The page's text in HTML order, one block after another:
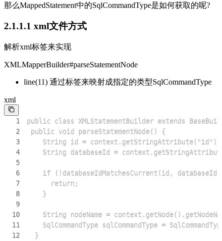
那么MappedStatement中的SqlCommandType是如何获取的呢?
2.1.1.1 xml文件方式
解析xml标签来实现
XMLMapperBuilder#parseStatementNode
line(11) 通过标签来映射成指定的类型SqlCommandType
xml
1
2
3
4
5
6
7
8
9
10
11
12